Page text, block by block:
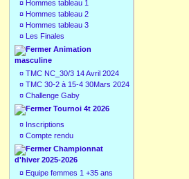
¤ Hommes tableau 1
¤ Hommes tableau 2
¤ Hommes tableau 3
¤ Les Finales
Animation
masculine
¤ TMC NC_30/3 14 Avril 2024
¤ TMC 30-2 à 15-4 30Mars 2024
¤ Challenge Gaby
Tournoi 4t 2026
¤ Inscriptions
¤ Compte rendu
Championnat
d'hiver 2025-2026
¤ Equipe femmes 1 +35 ans